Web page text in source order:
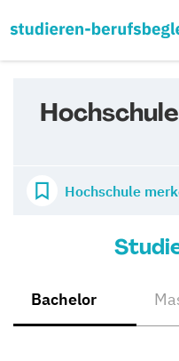
Hochschule
Bachelor